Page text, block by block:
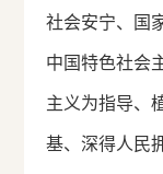
社会安宁、国
中国特色社会
主义为指导、
基、深得人民